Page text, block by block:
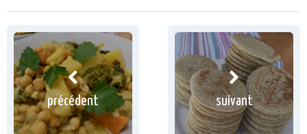
précédent suivant